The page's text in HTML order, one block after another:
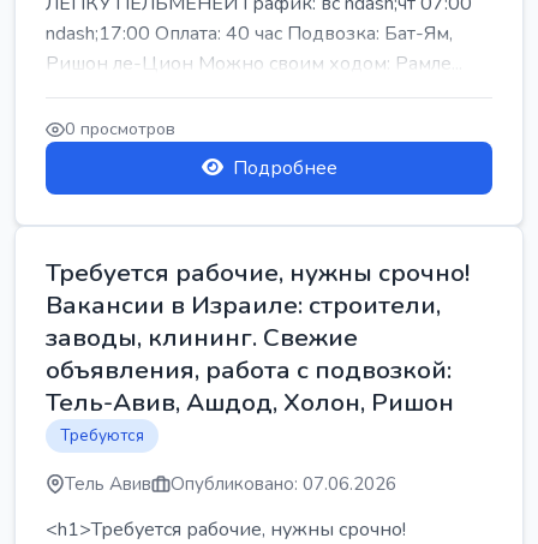
ndash;17:00 Оплата: 40 час Подвозка: Бат-Ям,
Ришон ле-Цион Можно своим ходом: Рамле...
0 просмотров
Подробнее
Требуется рабочие, нужны срочно!
Вакансии в Израиле: строители,
заводы, клининг. Свежие
объявления, работа с подвозкой:
Тель-Авив, Ашдод, Холон, Ришон
Требуются
Тель Авив Опубликовано: 07.06.2026
<h1>Требуется рабочие, нужны срочно!